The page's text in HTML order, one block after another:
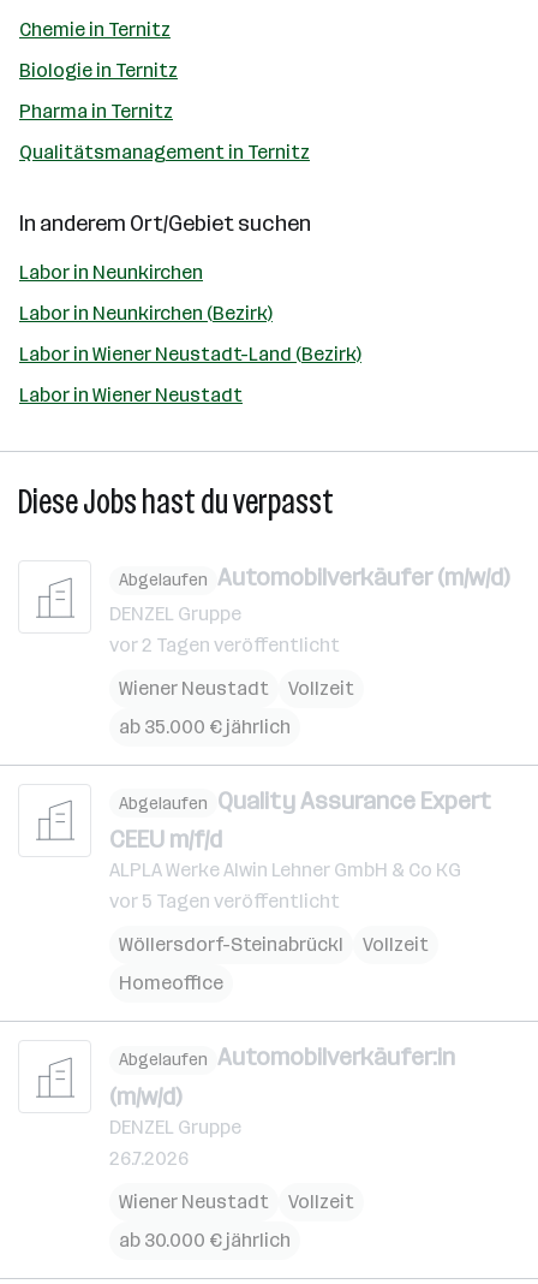
Chemie in Ternitz
Biologie in Ternitz
Pharma in Ternitz
Qualitätsmanagement in Ternitz
In anderem Ort/Gebiet suchen
Labor in Neunkirchen
Labor in Neunkirchen (Bezirk)
Labor in Wiener Neustadt-Land (Bezirk)
Labor in Wiener Neustadt
Diese Jobs hast du verpasst
Abgelaufen Automobilverkäufer (m/w/d)
DENZEL Gruppe
vor 2 Tagen veröffentlicht
Wiener Neustadt
Vollzeit
ab 35.000 € jährlich
Abgelaufen Quality Assurance Expert
CEEU m/f/d
ALPLA Werke Alwin Lehner GmbH & Co KG
vor 5 Tagen veröffentlicht
Wöllersdorf-Steinabrückl
Vollzeit
Homeoffice
Abgelaufen Automobilverkäufer:in
(m/w/d)
DENZEL Gruppe
26.7.2026
Wiener Neustadt
Vollzeit
ab 30.000 € jährlich